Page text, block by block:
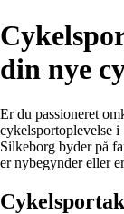
din nye
Er du passioneret
cykelsportoplevelse i
Silkeborg byder på
er nybegynder eller